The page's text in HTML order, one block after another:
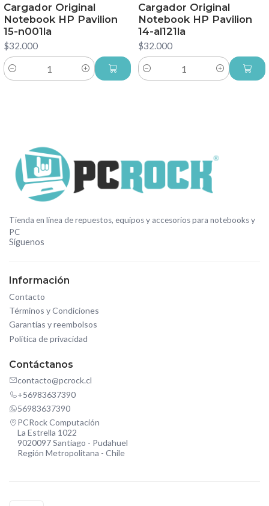
Cargador Original
Notebook HP Pavilion
15-n001la
$32.000
Cantidad
Cargador Original
Notebook HP Pavilion
14-al121la
$32.000
Cantidad
Tienda en línea de repuestos, equipos y accesorios para notebooks y
PC
Síguenos
Información
Contacto
Términos y Condiciones
Garantías y reembolsos
Política de privacidad
Contáctanos
contacto@pcrock.cl
+56983637390
56983637390
PCRock Computación
La Estrella 1022
9020097 Santiago - Pudahuel
Región Metropolitana - Chile